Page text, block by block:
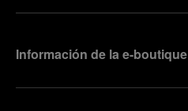
Información de la e-boutique